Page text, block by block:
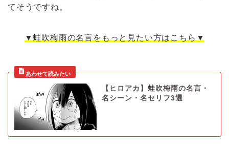
てそうですね。
▼蛙吹梅雨の名言をもっと見たい方はこちら▼
【ヒロアカ】蛙吹梅雨の名言・
名シーン・名セリフ3選